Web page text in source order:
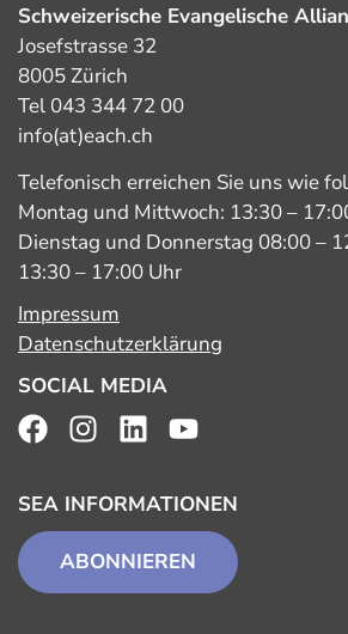
Schweizerische Evangelische
Josefstrasse 32
8005 Zürich
Tel 043 344 72 00
info(at)each.ch
Telefonisch erreichen Sie uns wie
Montag und Mittwoch: 13:30 –
Dienstag und Donnerstag 08:00 –
13:30 – 17:00 Uhr
Impressum
Datenschutzerklärung
SOCIAL MEDIA
SEA INFORMATIONEN
ABONNIEREN